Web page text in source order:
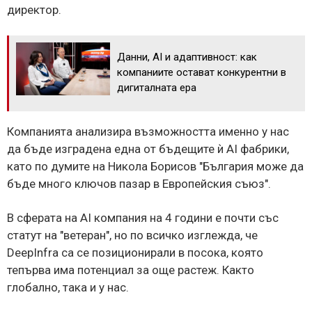
директор.
Данни, AI и адаптивност: как
компаниите остават конкурентни в
дигиталната ера
Компанията анализира възможността именно у нас
да бъде изградена една от бъдещите ѝ AI фабрики,
като по думите на Никола Борисов "България може да
бъде много ключов пазар в Европейския съюз".
В сферата на AI компания на 4 години е почти със
статут на "ветеран", но по всичко изглежда, че
DeepInfra са се позиционирали в посока, която
тепърва има потенциал за още растеж. Както
глобално, така и у нас.